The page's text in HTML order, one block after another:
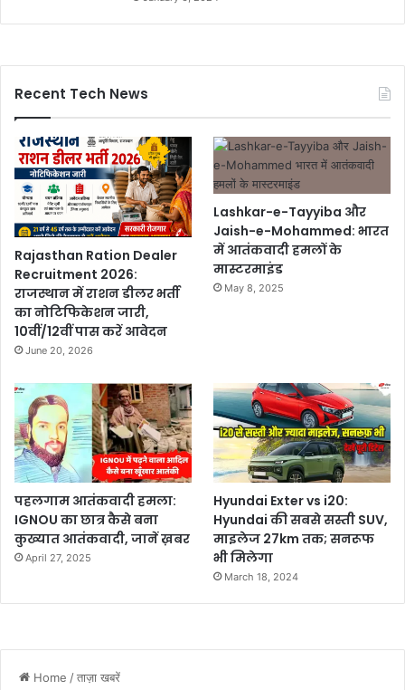
Recent Tech News
Rajasthan Ration Dealer
Recruitment 2026:
राजस्थान में राशन डीलर भर्ती
का नोटिफिकेशन जारी,
10वीं/12वीं पास करें आवेदन
June 20, 2026
Lashkar-e-Tayyiba और
Jaish-e-Mohammed: भारत
में आतंकवादी हमलों के
मास्टरमाइंड
May 8, 2025
पहलगाम आतंकवादी हमला:
IGNOU का छात्र कैसे बना
कुख्यात आतंकवादी, जानें ख़बर
April 27, 2025
Hyundai Exter vs i20:
Hyundai की सबसे सस्ती SUV,
माइलेज 27km तक; सनरूफ
भी मिलेगा
March 18, 2024